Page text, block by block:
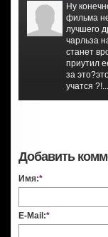
Ну
фильма
лучшего
чарльза
станет
приутил
за
учатся
Добавить
Имя:*
E-Mail:*